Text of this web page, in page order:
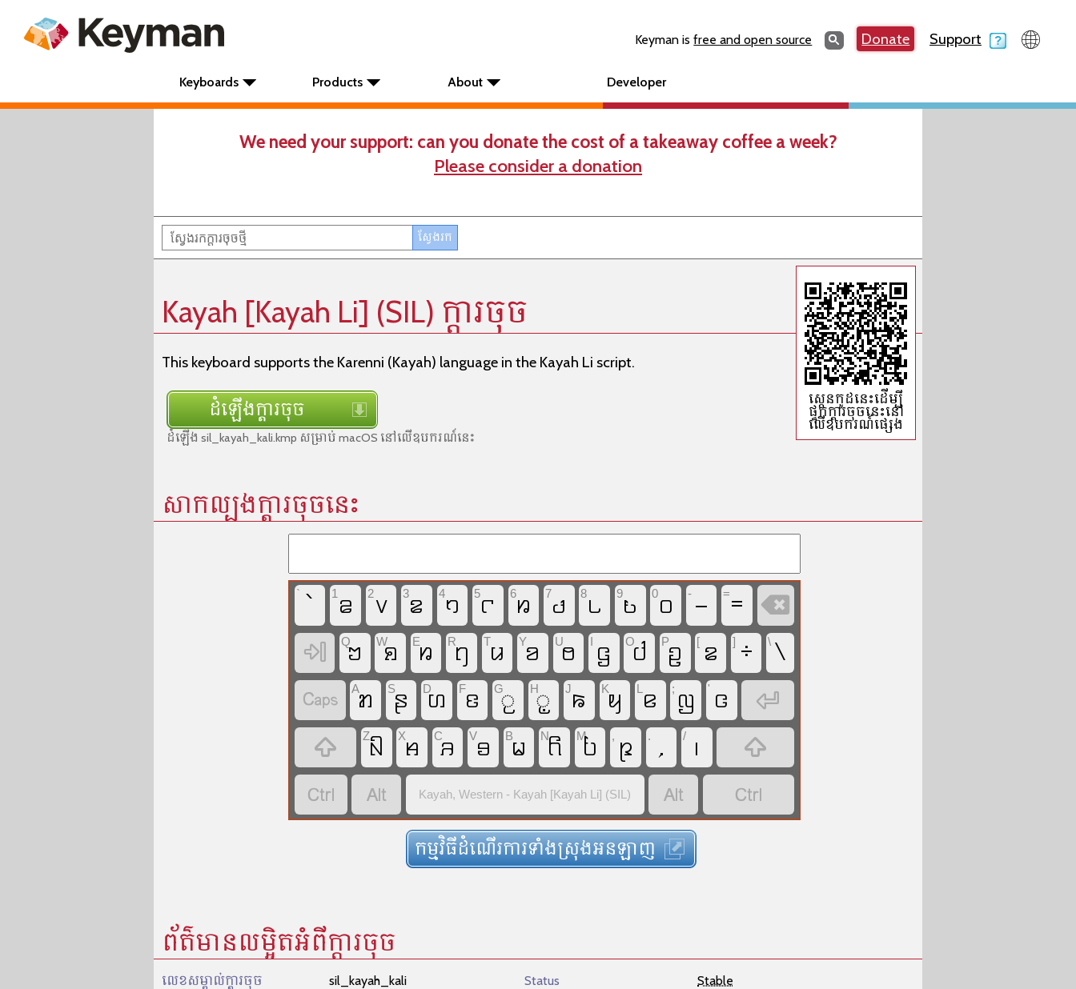
Keyman isfree and open source SearchSearchDonate Support
Keyboards Products About Developer
We need your support: can you donate the cost of a takeaway coffee a week?
Please consider a donation
ស្កេនកូដ​នេះដើម្បី​
ផ្ទុក​ក្ដារចុចនេះ​នៅ​
លើ​ឧបករណ៍​ផ្សេង
Kayah [Kayah Li] (SIL) ក្តារចុច
This keyboard supports the Karenni (Kayah) language in the Kayah Li script.
ដំឡើងក្ដារចុច
ដំឡើង sil_kayah_kali.kmp សម្រាប់ macOS នៅលើឧបករណ៍នេះ
សាកល្បងក្ដារចុចនេះ
` ` 1꤁ 2꤂ 3꤃ 4꤄ 5꤅ 6꤆ 7꤇ 8꤈ 9꤉ 0꤀ - - ==


Qꤠ Wꤎ Eꤙ Rꤚ Tꤣ Yꤤ Uꤥ I ꤞ Oꤓ Pꤑ [ ꤘ ] ÷ \ \

Aꤊ Sꤔ Dꤛ Fꤢ G꤬ H꤭ Jꤒ Kꤟ L ꤕ ; ꤜ ' ꤍ


Zꤡ Xꤌ Cꤏ Vꤋ Bꤗ Nꤖ Mꤝ , ꤐ . , / ꤯


 Kayah, Western - Kayah [Kayah Li] (SIL)  
កម្មវិធីដំណើរការទាំងស្រុងអនឡាញ
ព័ត៌មានលម្អិតអំពីក្តារចុច
លេខសម្គាល់​ក្ដារចុច
sil_kayah_kali
Status
Stable